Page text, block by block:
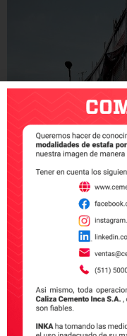
Hay muchos
edificios mal
empresas con la
hasta la falta de
búsqueda de lo más
pueden ser un gran